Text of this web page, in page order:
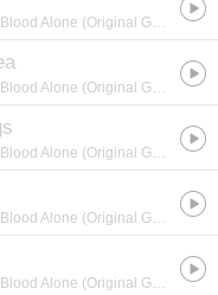
(Original Game Soundtrack)
(Original Game Soundtrack)
(Original Game Soundtrack)
(Original Game Soundtrack)
(Original Game Soundtrack)